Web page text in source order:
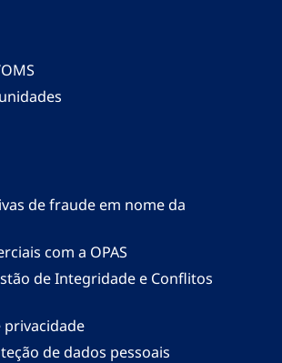
de fraude em nome da
com a OPAS
de Integridade e Conflitos
privacidade
de dados pessoais